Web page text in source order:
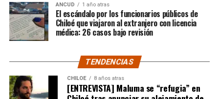
Pero, volviendo al principio, damos curso a una solicitud
imposible de especificar con exactitud pero que un
simple chequeo de los ánimos de la gente, se puede ver
como un anhelo mayúsculo el hecho de que esos casi
$200 millones sean destinados para Dante Jara, el
pequeño de año y medio cuyo padecimiento es el mismo
de Tomás Ross y, por si fuera poco, su padre, Fernando,
emprendió una caminata de Arica a Santiago para
ANCUD 1 año atras
El escándalo por los funcionarios públicos de
Chiloé que viajaron al extranjero con licencia
médica: 26 casos bajo revisión
TENDENCIAS
CHILOE 8 años atras
[ENTREVISTA] Maluma se “refugia” en